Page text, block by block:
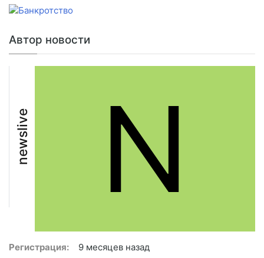
Автор новости
newslive N
Регистрация:
9 месяцев назад